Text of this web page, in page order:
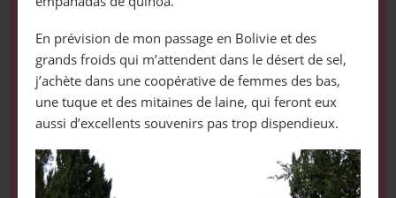
En prévision de mon passage en Bolivie et des
grands froids qui m’attendent dans le désert de sel,
j’achète dans une coopérative de femmes des bas,
une tuque et des mitaines de laine, qui feront eux
aussi d’excellents souvenirs pas trop dispendieux.